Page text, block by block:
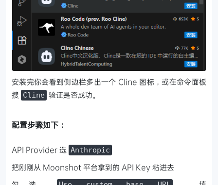
安装完你会看到侧边栏多出一个 Cline 图标，或在命令面板
搜 Cline 验证是否成功。
配置步骤如下：
API Provider 选 Anthropic
把刚刚从 Moonshot 平台拿到的 API Key 粘进去